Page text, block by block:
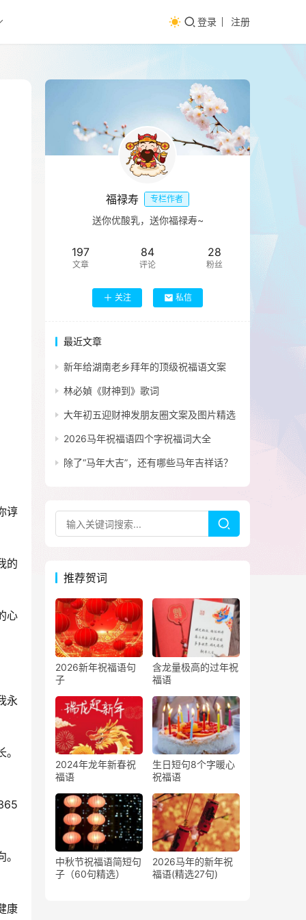
登录 注册
谆
的
心
永
康
福禄寿 专栏作者
送你优酸乳，送你福禄寿~
197
文章
84
评论
28
粉丝
关注 私信
最近文章
新年给湖南老乡拜年的顶级祝福语文案
林必媜《财神到》歌词
大年初五迎财神发朋友圈文案及图片精选
2026马年祝福语四个字祝福词大全
除了“马年大吉”，还有哪些马年吉祥话？
推荐贺词
2026新年祝福语句
子
含龙量极高的过年祝
福语
2024年龙年新春祝
福语
生日短句8个字暖心
祝福语
中秋节祝福语简短句
子（60句精选）
2026马年的新年祝
福语(精选27句)